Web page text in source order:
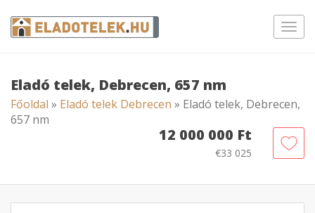
Eladó telek, Debrecen, 657 nm
Főoldal » Eladó telek Debrecen » Eladó telek, Debrecen,
657 nm
12 000 000 Ft
€33 025